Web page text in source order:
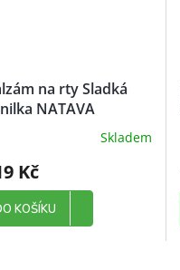
na rty Sladká
NATAVA
Skladem
Kč
KOŠÍKU